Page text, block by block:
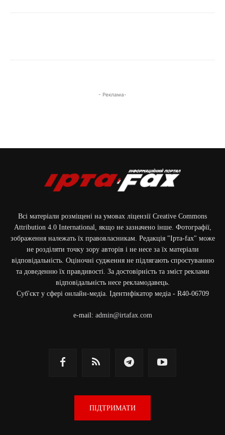
- Реклама-
Всі матеріали розміщені на умовах ліцензії Creative Commons
Attribution 4.0 International, якщо не зазначено інше. Фотографії,
зображення належать їх правовласникам. Редакція "Ірта-fax" може
не розділяти точку зору авторів і не несе за їх матеріали
відповідальність. Оціночні судження не підлягають спростуванню
та доведенню їх правдивості. За достовірність та зміст реклами
відповідальність несе рекламодавець.
Cуб'єкт у сфері онлайн-медіа. Ідентифікатор медіа - R40-06709
e-mail: admin@irtafax.com
ПІДТРИМАТИ